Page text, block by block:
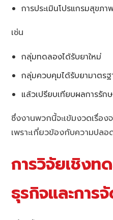
การประเมินโปรแกรมสุขภา
เช่น
กลุ่มทดลองได้รับยาใหม่
กลุ่มควบคุมได้รับยามาตรฐ
แล้วเปรียบเทียบผลการรัก
ซึ่งงานพวกนี้จะเข้มงวดเรื่อง
เพราะเกี่ยวข้องกับความปล
การวิจัยเชิงท
ธุรกิจและการ